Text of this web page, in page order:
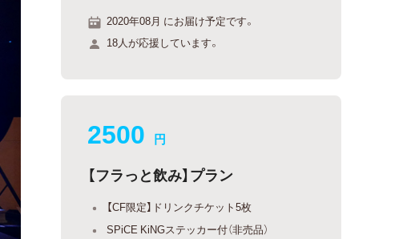
2020年08月 にお届け予定です。
18人が応援しています。
2500 円
【フラっと飲み】プラン
【CF限定】ドリンクチケット5枚
SPiCE KiNGステッカー付（非売品）